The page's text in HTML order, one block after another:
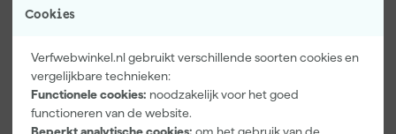
Cookies
Verfwebwinkel.nl gebruikt verschillende soorten cookies en
vergelijkbare technieken:
Functionele cookies: noodzakelijk voor het goed
functioneren van de website.
Beperkt analytische cookies: om het gebruik van de